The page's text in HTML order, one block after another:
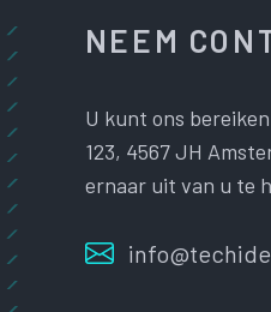
NEEM
U kunt ons
123, 4567 JH
ernaar uit van u te